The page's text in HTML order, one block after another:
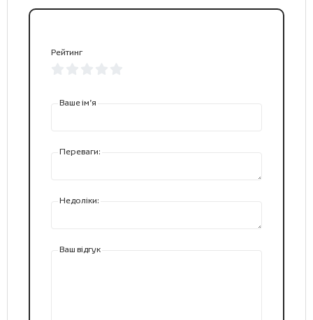
Рейтинг
Ваше ім’я
Переваги:
Недоліки:
Ваш відгук